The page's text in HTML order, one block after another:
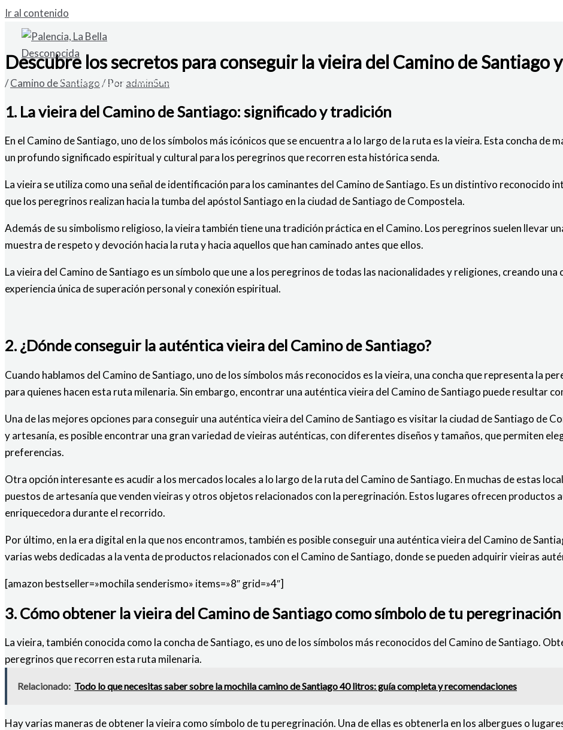
Ir al contenido
VENDO SOLAR URBANO EN CARDAÑO DE ABAJO
Descubre los secretos para conseguir la vieira del Camino de Santiago
/Camino de Santiago/ PoradminSun
1. La vieira del Camino de Santiago: significado y tradición
En el Camino de Santiago, uno de los símbolos más icónicos que se encuentra a lo largo de la ruta es la vieira. Esta concha de
un profundo significado espiritual y cultural para los peregrinos que recorren esta histórica senda.
La vieira se utiliza como una señal de identificación para los caminantes del Camino de Santiago. Es un distintivo reconocido
que los peregrinos realizan hacia la tumba del apóstol Santiago en la ciudad de Santiago de Compostela.
Además de su simbolismo religioso, la vieira también tiene una tradición práctica en el Camino. Los peregrinos suelen llevar
muestra de respeto y devoción hacia la ruta y hacia aquellos que han caminado antes que ellos.
La vieira del Camino de Santiago es un símbolo que une a los peregrinos de todas las nacionalidades y religiones, creando
experiencia única de superación personal y conexión espiritual.
2. ¿Dónde conseguir la auténtica vieira del Camino de Santiago?
Cuando hablamos del Camino de Santiago, uno de los símbolos más reconocidos es la vieira, una concha que representa la
para quienes hacen esta ruta milenaria. Sin embargo, encontrar una auténtica vieira del Camino de Santiago puede resultar
Una de las mejores opciones para conseguir una auténtica vieira del Camino de Santiago es visitar la ciudad de Santiago de
y artesanía, es posible encontrar una gran variedad de vieiras auténticas, con diferentes diseños y tamaños, que permiten
preferencias.
Otra opción interesante es acudir a los mercados locales a lo largo de la ruta del Camino de Santiago. En muchas de estas
puestos de artesanía que venden vieiras y otros objetos relacionados con la peregrinación. Estos lugares ofrecen productos
enriquecedora durante el recorrido.
Por último, en la era digital en la que nos encontramos, también es posible conseguir una auténtica vieira del Camino de
varias webs dedicadas a la venta de productos relacionados con el Camino de Santiago, donde se pueden adquirir vieiras
[amazon bestseller=»mochila senderismo» items=»8″ grid=»4″]
3. Cómo obtener la vieira del Camino de Santiago como símbolo de tu peregrinación
La vieira, también conocida como la concha de Santiago, es uno de los símbolos más reconocidos del Camino de Santiago.
peregrinos que recorren esta ruta milenaria.
Relacionado: Todo lo que necesitas saber sobre la mochila camino de Santiago 40 litros: guía completa y recomendaciones
Hay varias maneras de obtener la vieira como símbolo de tu peregrinación. Una de ellas es obtenerla en los albergues o